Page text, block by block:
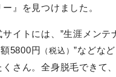
』を見つけました。
イトには、”生涯メンテ
5800円 （税込）”などな
くさん。全身脱毛できて